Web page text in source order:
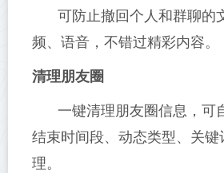
可防止撤回个人和群聊的
频、语音，不错过精彩内容。
清理朋友圈
一键清理朋友圈信息，可
结束时间段、动态类型、关
理。